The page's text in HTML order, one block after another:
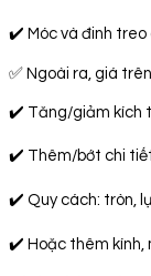
✔️ Móc và đinh treo
✅ Ngoài ra, giá
✔️ Tăng/giảm kích
✔️ Thêm/bớt chi
✔️ Quy cách: tròn,
✔️ Hoặc thêm kính,